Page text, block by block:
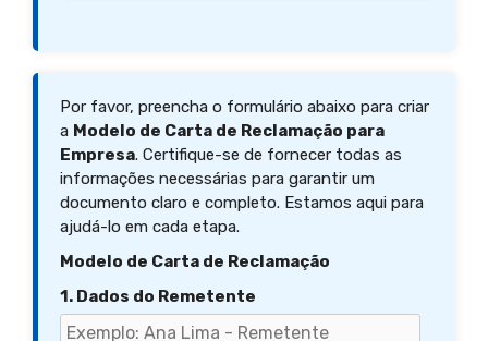
Por favor, preencha o formulário abaixo para criar
a Modelo de Carta de Reclamação para
Empresa. Certifique-se de fornecer todas as
informações necessárias para garantir um
documento claro e completo. Estamos aqui para
ajudá-lo em cada etapa.
Modelo de Carta de Reclamação
1. Dados do Remetente